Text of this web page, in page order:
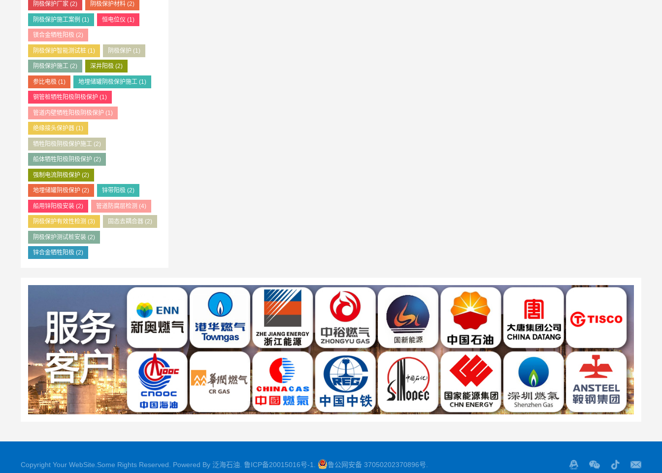
阴极保护厂家 (2) 阴极保护材料(2)
阴极保护施工案例 (1) 恒电位仪 (1)
镁合金牺牲阳极 (2)
阴极保护智能测试桩 (1) 阴极保护 (1)
阴极保护施工 (2) 深井阳极 (2)
参比电极 (1) 地埋储罐阴极保护施工 (1)
钢管桩牺牲阳极阴极保护 (1)
管道内壁牺牲阳极阴极保护 (1)
绝缘接头保护器 (1)
牺牲阳极阴极保护施工 (2)
船体牺牲阳极阴极保护 (2)
强制电流阴极保护 (2)
地埋储罐阴极保护 (2) 锌带阳极 (2)
船用锌阳极安装 (2) 管道防腐层检测 (4)
阴极保护有效性检测 (3) 固态去耦合器(2)
阴极保护测试桩安装 (2)
锌合金牺牲阳极 (2)
Copyright Your WebSite.Some Rights Reserved. Powered By 泛海石油 鲁ICP备20015016号-1 鲁公网安备 37050202370896号